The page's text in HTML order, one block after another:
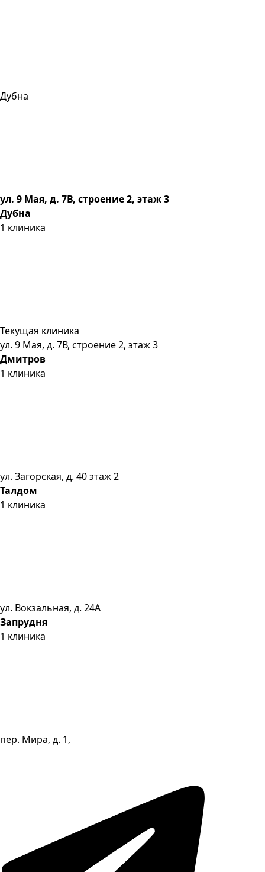
Дубна
ул. 9 Мая, д. 7В, строение 2, этаж 3
Дубна
1 клиника
Текущая клиника
ул. 9 Мая, д. 7В, строение 2, этаж 3
Дмитров
1 клиника
ул. Загорская, д. 40 этаж 2
Талдом
1 клиника
ул. Вокзальная, д. 24А
Запрудня
1 клиника
пер. Мира, д. 1,